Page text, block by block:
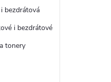
bezdrátová
i bezdrátové
tonery